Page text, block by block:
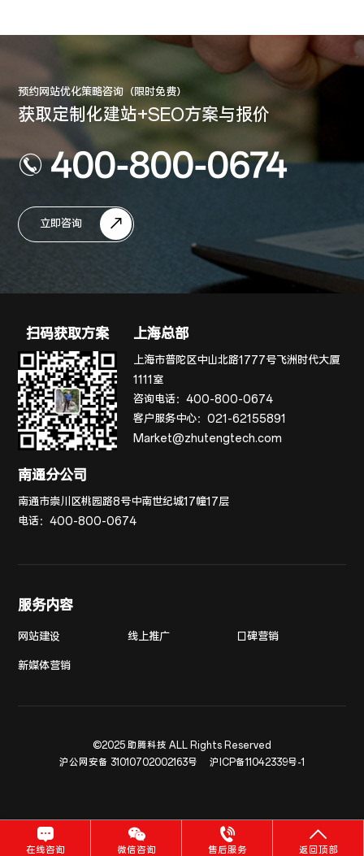
预约网站优化策略咨询（限时免费）
获取定制化建站+SEO方案与报价
400-800-0674
立即咨询
扫码获取方案 上海总部
上海市普陀区中山北路1777号飞洲时代大厦
1111室
咨询电话：400-800-0674
客户服务中心：021-62155891
Market@zhutengtech.com
南通分公司
南通市崇川区桃园路8号中南世纪城17幢17层
电话：400-800-0674
服务内容
网站建设 线上推广 口碑营销
新媒体营销
©2025 助腾科技 ALL Rights Reserved
沪公网安备 31010702002163号
沪ICP备11042339号-1
在线咨询 微信咨询 售后服务 返回顶部